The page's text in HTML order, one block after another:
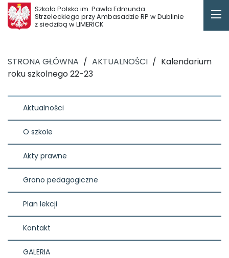
Szkoła Polska im. Pawła Edmunda
Strzeleckiego przy Ambasadzie RP w Dublinie
z siedzibą w LIMERICK
STRONA GŁÓWNA / AKTUALNOŚCI / Kalendarium
roku szkolnego 22-23
Aktualności
O szkole
Akty prawne
Grono pedagogiczne
Plan lekcji
Kontakt
GALERIA